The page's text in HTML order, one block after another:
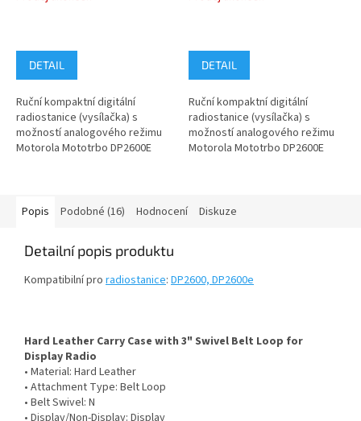
DETAIL
Ruční kompaktní digitální
radiostanice (vysílačka) s
možností analogového režimu
Motorola Mototrbo DP2600E
DETAIL
Ruční kompaktní digitální
radiostanice (vysílačka) s
možností analogového režimu
Motorola Mototrbo DP2600E
Popis Podobné (16) Hodnocení Diskuze
Detailní popis produktu
Kompatibilní pro radiostanice: DP2600, DP2600e
Hard Leather Carry Case with 3" Swivel Belt Loop for
Display Radio
• Material: Hard Leather
• Attachment Type: Belt Loop
• Belt Swivel: N
• Display/Non-Display: Display